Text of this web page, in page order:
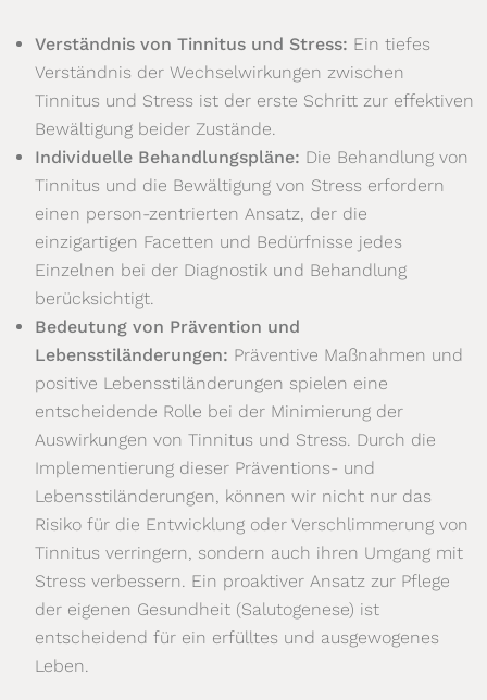
Verständnis von Tinnitus und Stress: Ein tiefes
Verständnis der Wechselwirkungen zwischen
Tinnitus und Stress ist der erste Schritt zur effektiven
Bewältigung beider Zustände.
Individuelle Behandlungspläne: Die Behandlung von
Tinnitus und die Bewältigung von Stress erfordern
einen person-zentrierten Ansatz, der die
einzigartigen Facetten und Bedürfnisse jedes
Einzelnen bei der Diagnostik und Behandlung
berücksichtigt.
Bedeutung von Prävention und
Lebensstiländerungen: Präventive Maßnahmen und
positive Lebensstiländerungen spielen eine
entscheidende Rolle bei der Minimierung der
Auswirkungen von Tinnitus und Stress. Durch die
Implementierung dieser Präventions- und
Lebensstiländerungen, können wir nicht nur das
Risiko für die Entwicklung oder Verschlimmerung von
Tinnitus verringern, sondern auch ihren Umgang mit
Stress verbessern. Ein proaktiver Ansatz zur Pflege
der eigenen Gesundheit (Salutogenese) ist
entscheidend für ein erfülltes und ausgewogenes
Leben.